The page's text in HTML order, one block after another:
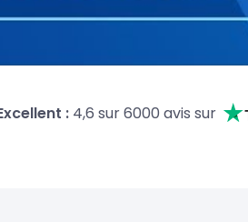
: 4,6 sur 6000 avis sur